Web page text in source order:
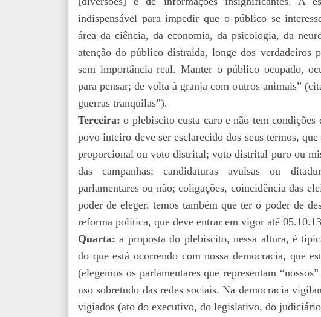
indispensável para impedir que o público se
área da ciência, da economia, da psicologia, da
atenção do público distraída, longe dos verdadeiros
sem importância real. Manter o público ocupado,
para pensar; de volta à granja com outros animais”
guerras tranquilas”).
Terceira: o plebiscito custa caro e não tem
povo inteiro deve ser esclarecido dos seus termos,
proporcional ou voto distrital; voto distrital puro ou
das campanhas; candidaturas avulsas ou
parlamentares ou não; coligações, coincidência das
poder de eleger, temos também que ter o poder de
reforma política, que deve entrar em vigor até
Quarta: a proposta do plebiscito, nessa altura, é
do que está ocorrendo com nossa democracia, que
(elegemos os parlamentares que representam
uso sobretudo das redes sociais. Na democracia
vigiados (ato do executivo, do legislativo, do